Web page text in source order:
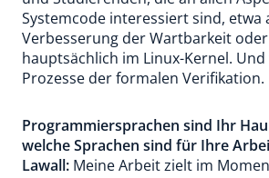
Systemcode interessiert sind, etwa
Verbesserung der Wartbarkeit
hauptsächlich im Linux-Kernel.
Prozesse der formalen Verifikation.
Programmiersprachen sind Ihr
welche Sprachen sind für Ihre
Lawall: Meine Arbeit zielt im